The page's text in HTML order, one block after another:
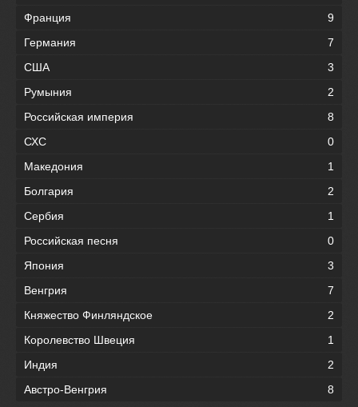
Франция
9
Германия
7
США
3
Румыния
2
Российская империя
8
СХС
0
Македония
1
Болгария
2
Сербия
1
Российская песня
0
Япония
3
Венгрия
7
Княжество Финляндское
2
Королевство Швеция
1
Индия
2
Австро-Венгрия
8